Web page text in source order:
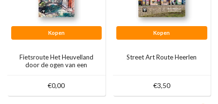
Kopen
Fietsroute Het Heuvelland
door de ogen van een
€0,00
Kopen
Street Art Route Heerlen
€3,50